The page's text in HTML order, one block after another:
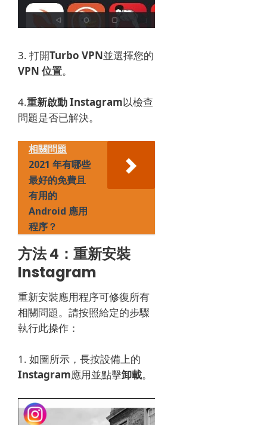
3. 打開Turbo VPN並選擇您的
VPN 位置。
4.重新啟動 Instagram以檢查
問題是否已解決。
相關問題
2021 年有哪些
最好的免費且
有用的
Android 應用
程序？
方法 4：重新安裝
Instagram
重新安裝應用程序可修復所有
相關問題。 請按照給定的步驟
執行此操作：
1. 如圖所示，長按設備上的
Instagram應用並點擊卸載。